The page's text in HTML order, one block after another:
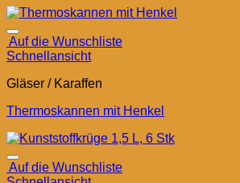
Auf die Wunschliste
Schnellansicht
Gläser / Karaffen
Thermoskannen mit Henkel
Auf die Wunschliste